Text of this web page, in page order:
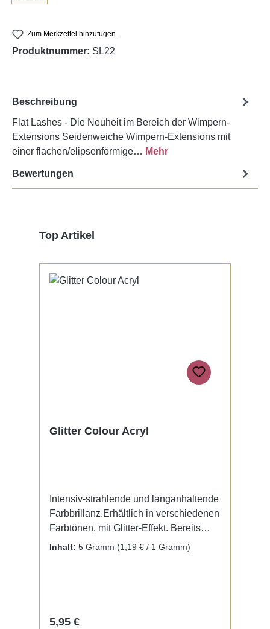
Zum Merkzettel hinzufügen
Produktnummer: SL22
Beschreibung
Flat Lashes - Die Neuheit im Bereich der Wimpern-
Extensions Seidenweiche Wimpern-Extensions mit
einer flachen/elipsenförmige… Mehr
Bewertungen
Produktgalerie überspringen
Top Artikel
Glitter Colour Acryl
Intensiv-strahlende und langanhaltende
Farbbrillanz.Erhältlich in verschiedenen
Farbtönen, mit Glitter-Effekt. Bereits
fertig zur Benutzung mit Liquid. Kein
Inhalt: 5 Gramm (1,19 € / 1 Gramm)
Regulärer Preis:
5,95 €